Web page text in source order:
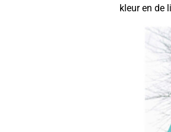
kleur en de